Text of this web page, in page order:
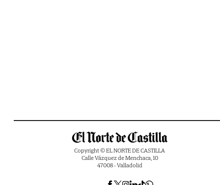
Copyright © EL NORTE DE CASTILLA
Calle Vázquez de Menchaca, 10
47008 - Valladolid